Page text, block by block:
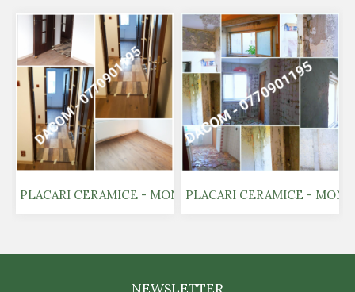
PLACARI CERAMICE - MONTAJ GRESIE SI FAIANTA 1
PLACARI CERAMICE -